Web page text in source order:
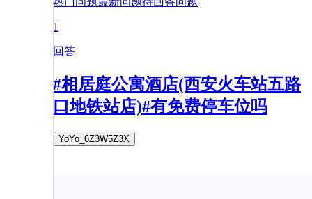
1
回答
#相居庭公寓酒店(西安火车站五路
口地铁站店)#有免费停车位吗
YoYo_6Z3W5Z3X